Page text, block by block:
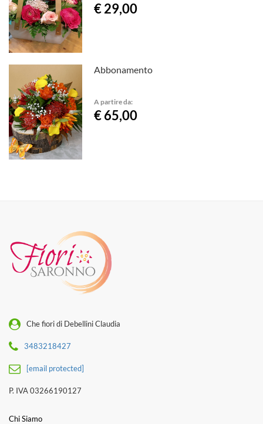
€ 29,00
Abbonamento
A partire da:
€ 65,00
Che fiori di Debellini Claudia
3483218427
[email protected]
P. IVA 03266190127
Chi Siamo